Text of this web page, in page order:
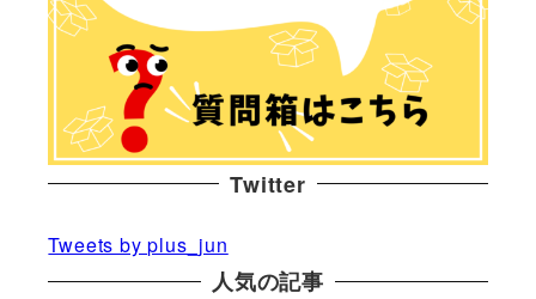
Twitter
Tweets by plus_jun
人気の記事